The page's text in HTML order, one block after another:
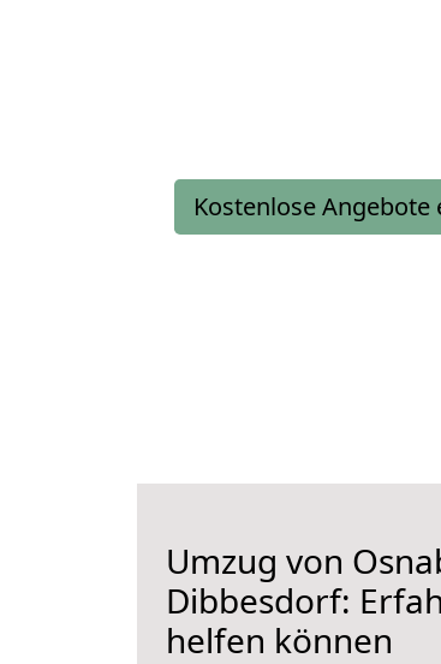
Kostenlose Angebote
Umzug von
Dibbesdorf:
helfen können